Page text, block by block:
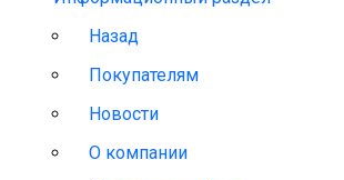
Назад
Покупателям
Новости
О компании